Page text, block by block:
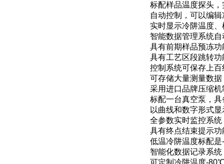
标配样品温度探头
自动控制，可以编
实时显示冷阱温度
智能数据管理系统
具有前期样品预冻
具有工艺区段跳转
控制系统可保存上
可存储大量测量数
采用进口品牌压缩
标配一台真空泵，
以曲线和数字形式
全参数实时监控系
具有终点结束提示
低温冷阱温度标配
智能化数据记录系
可定制冷阱温度-